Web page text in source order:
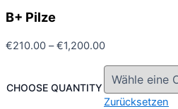
B+ Pilze
€210.00 –€1,200.00Preisspanne:
bis
€1,200.00
CHOOSE QUANTITY
Zurücksetzen